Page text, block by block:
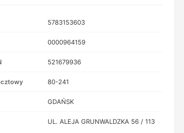
5783153603
0000964159
521679936
80-241
GDAŃSK
UL. ALEJA GRUNWALDZKA 56 / 113